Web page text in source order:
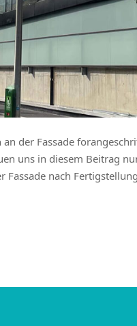
der Fassade
uns in diesem Beitrag
nach